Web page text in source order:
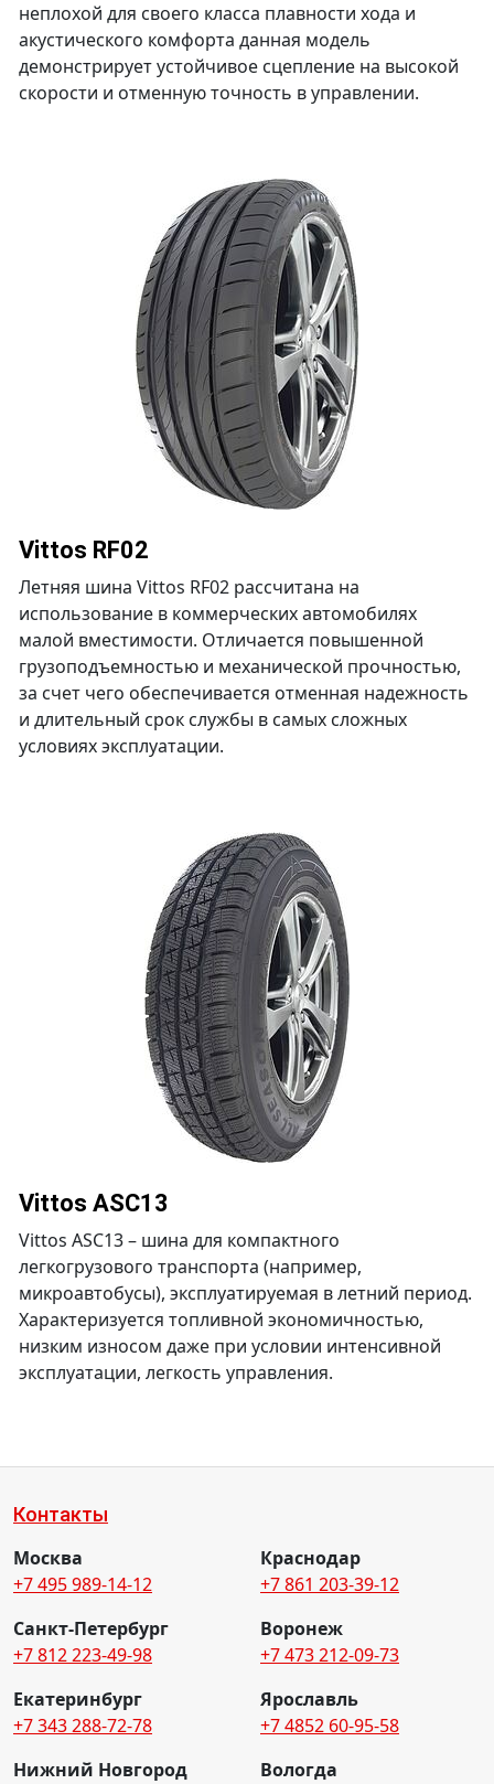
неплохой для своего класса плавности хода и
акустического комфорта данная модель
демонстрирует устойчивое сцепление на высокой
скорости и отменную точность в управлении.
Vittos RF02
Летняя шина Vittos RF02 рассчитана на
использование в коммерческих автомобилях
малой вместимости. Отличается повышенной
грузоподъемностью и механической прочностью,
за счет чего обеспечивается отменная надежность
и длительный срок службы в самых сложных
условиях эксплуатации.
Vittos ASC13
Vittos ASC13 – шина для компактного
легкогрузового транспорта (например,
микроавтобусы), эксплуатируемая в летний период.
Характеризуется топливной экономичностью,
низким износом даже при условии интенсивной
эксплуатации, легкость управления.
Контакты
Москва
+7 495 989-14-12
Санкт-Петербург
+7 812 223-49-98
Екатеринбург
+7 343 288-72-78
Нижний Новгород
Краснодар
+7 861 203-39-12
Воронеж
+7 473 212-09-73
Ярославль
+7 4852 60-95-58
Вологда